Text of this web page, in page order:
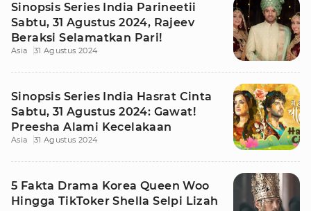
Sinopsis Series India Parineetii
Sabtu, 31 Agustus 2024, Rajeev
Beraksi Selamatkan Pari!
Asia 31 Agustus 2024
Sinopsis Series India Hasrat Cinta
Sabtu, 31 Agustus 2024: Gawat!
Preesha Alami Kecelakaan
Asia 31 Agustus 2024
5 Fakta Drama Korea Queen Woo
Hingga TikToker Shella Selpi Lizah